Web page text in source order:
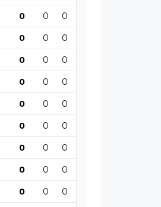
0 0 0
0 0 0
0 0 0
0 0 0
0 0 0
0 0 0
0 0 0
0 0 0
0 0 0